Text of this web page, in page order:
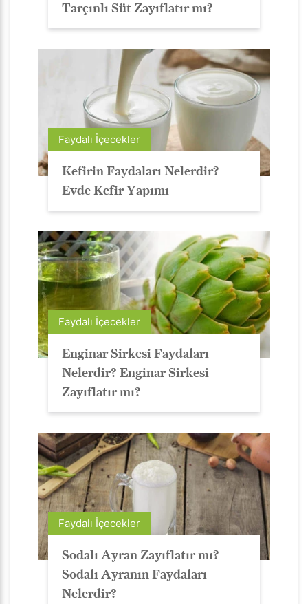
Tarçınlı Süt Zayıflatır mı?
Faydalı İçecekler
Kefirin Faydaları Nelerdir?
Evde Kefir Yapımı
Faydalı İçecekler
Enginar Sirkesi Faydaları
Nelerdir? Enginar Sirkesi
Zayıflatır mı?
Faydalı İçecekler
Sodalı Ayran Zayıflatır mı?
Sodalı Ayranın Faydaları
Nelerdir?